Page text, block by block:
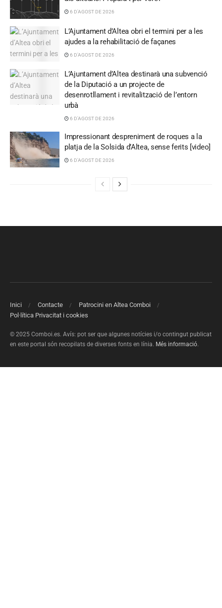
6 D'AGOST DE 2026
L’Ajuntament d’Altea obri el termini per a les
ajudes a la rehabilitació de façanes
6 D'AGOST DE 2026
L’Ajuntament d’Altea destinarà una subvenció
de la Diputació a un projecte de
desenrotllament i revitalització de l’entorn
urbà
6 D'AGOST DE 2026
Impressionant despreniment de roques a la
platja de la Solsida d’Altea, sense ferits [video]
6 D'AGOST DE 2026
Inici Contacte
Patrocini en Altea Comboi
Pol·lítica Privacitat i cookies
© 2025 Comboi.es. Avís: pot ser que algunes notícies i/o contingut publicat
en este portal són recopilats de diverses fonts en línia. Més informació.